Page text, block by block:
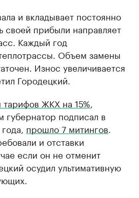
и вкладывает постоянно
своей прибыли направляет
Каждый год
Объем замены
Износ увеличивается
Городецкий.
ЖКХ на 15%
подписал в
прошло 7 митингов
и отставки
если он не отменит
осудил ультимативную